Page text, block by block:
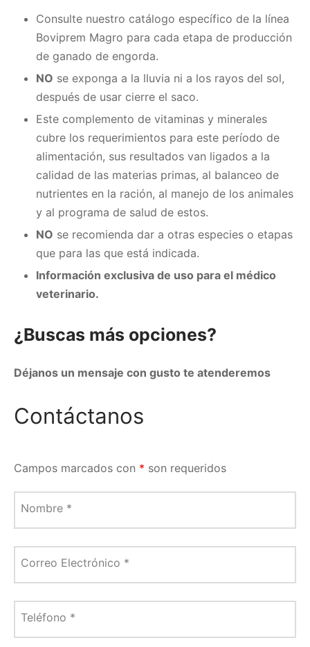
Consulte nuestro catálogo específico de la línea
Boviprem Magro para cada etapa de producción
de ganado de engorda.
NO se exponga a la lluvia ni a los rayos del sol,
después de usar cierre el saco.
Este complemento de vitaminas y minerales
cubre los requerimientos para este período de
alimentación, sus resultados van ligados a la
calidad de las materias primas, al balanceo de
nutrientes en la ración, al manejo de los animales
y al programa de salud de estos.
NO se recomienda dar a otras especies o etapas
que para las que está indicada.
Información exclusiva de uso para el médico
veterinario.
¿Buscas más opciones?
Déjanos un mensaje con gusto te atenderemos
Contáctanos
Campos marcados con * son requeridos
Nombre *
Correo Electrónico *
Teléfono *